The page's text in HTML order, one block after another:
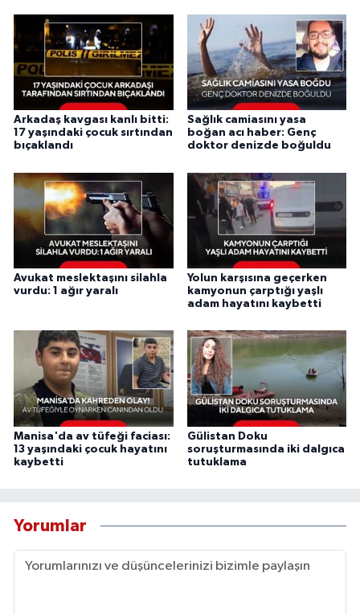
Arkadaş kavgası kanlı bitti:
17 yaşındaki çocuk sırtından
bıçaklandı
Sağlık camiasını yasa
boğan acı haber: Genç
doktor denizde boğuldu
Avukat meslektaşını silahla
vurdu: 1 ağır yaralı
Yolun karşısına geçerken
kamyonun çarptığı yaşlı
adam hayatını kaybetti
Manisa'da av tüfeği faciası:
13 yaşındaki çocuk hayatını
kaybetti
Gülistan Doku
soruşturmasında iki dalgıca
tutuklama
Yorumlar